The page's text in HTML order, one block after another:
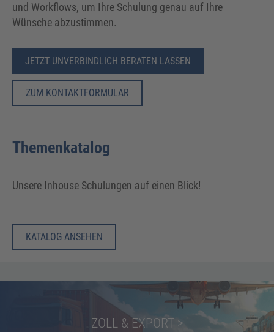
und Workflows, um Ihre Schulung genau auf Ihre
Wünsche abzustimmen.
JETZT UNVERBINDLICH BERATEN LASSEN
ZUM KONTAKTFORMULAR
Themenkatalog
Unsere Inhouse Schulungen auf einen Blick!
KATALOG ANSEHEN
ZOLL & EXPORT >